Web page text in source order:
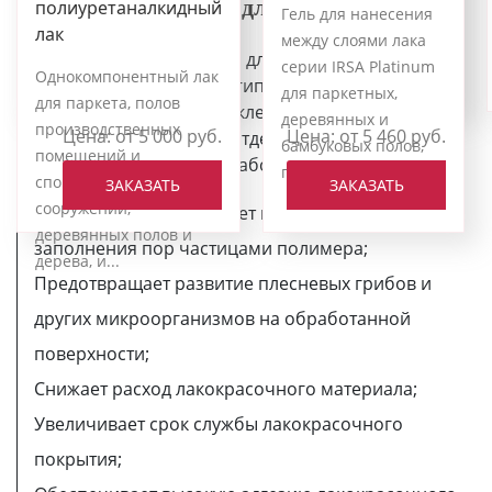
паркета, дерева,
пробки, бамбука, ДСП-
Цена: от 5 000 руб.
нагрузке, из паркета,
дерева, пробки,
бамбука, ДСП-плит и
ступн...
Цена: от 5 000 руб.
ЗАКАЗАТЬ
полиуретаналкидный
лак
Однокомпонентный лак
для паркета, полов
производственных
помещений и
спортивных
сооружений,
деревянных полов и
дерева, и...
Цена: от 5 000 руб.
ЗАКАЗАТЬ
Гель для нанесения
между слоями лака
серии IRSA Platinum
для паркетных,
деревянных и
бамбуковых полов,
плит ДСП и леcтни...
Цена: от 5 460 руб.
ЗАКАЗАТЬ
Грунт и шпаклевка для паркета IRSA
Грунтовка предназначена для обработки
поверхностей из бетона, гипсокартона,
оштукатуренных или шпаклеванных, перед
нанесением силикатных отделочных покрытий для
внутренних и наружных работ
Укрепляет и выравнивает поверхность за счет
заполнения пор частицами полимера;
Предотвращает развитие плесневых грибов и
других микроорганизмов на обработанной
поверхности;
Снижает расход лакокрасочного материала;
Увеличивает срок службы лакокрасочного
покрытия;